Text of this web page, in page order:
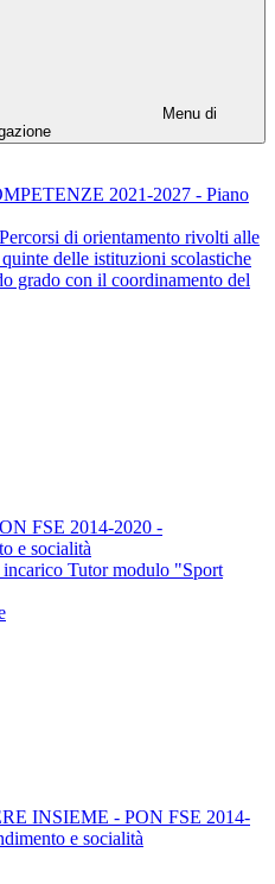
Menu di
2021-2027 - Piano
di orientamento rivolti alle
delle istituzioni scolastiche
grado con il coordinamento del
FSE 2014-2020 -
e socialità
Tutor modulo "Sport
INSIEME - PON FSE 2014-
e socialità